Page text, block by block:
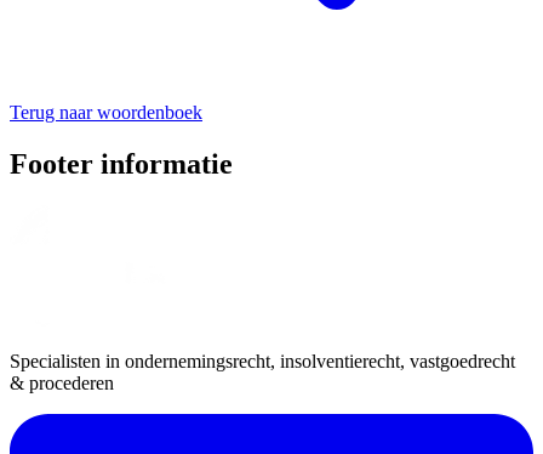
Terug naar woordenboek
Footer informatie
Specialisten in ondernemingsrecht, insolventierecht, vastgoedrecht
& procederen